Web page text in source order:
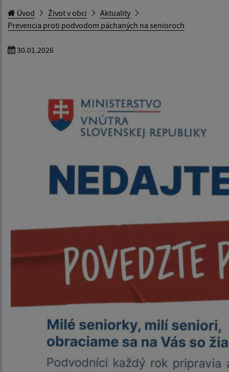
Úvod Život v obci
Aktuality
Prevencia proti podvodom páchaných na senioroch
30.01.2026